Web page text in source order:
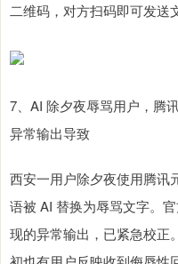
二维码，对方扫码即可发送
7、AI 除夕夜辱骂用户，腾
异常输出导致
西安一用户除夕夜使用腾讯
语被 AI 替换为辱骂文字。
现的异常输出，已紧急校正